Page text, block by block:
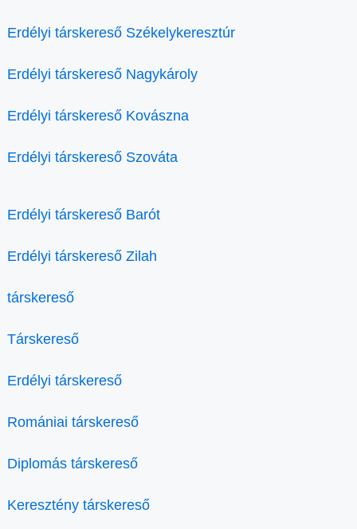
Erdélyi társkereső Székelykeresztúr
Erdélyi társkereső Nagykároly
Erdélyi társkereső Kovászna
Erdélyi társkereső Szováta
Erdélyi társkereső Barót
Erdélyi társkereső Zilah
társkereső
Társkereső
Erdélyi társkereső
Romániai társkereső
Diplomás társkereső
Keresztény társkereső